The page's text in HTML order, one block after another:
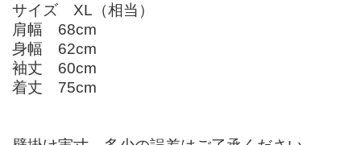
サイズ XL（相当）
肩幅 68cm
身幅 62cm
袖丈 60cm
着丈 75cm